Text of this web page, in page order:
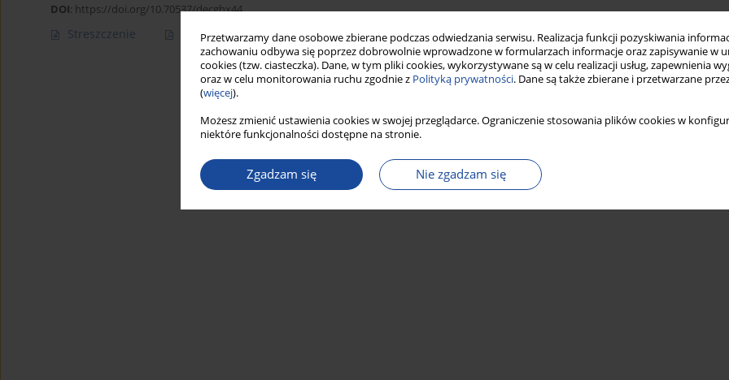
Przetwarzamy dane osobowe zbierane podczas odwiedzania serwisu. Realizacja funkcji pozyskiwania
zachowaniu odbywa się poprzez dobrowolnie wprowadzone w formularzach informacje oraz zapisywanie w
cookies (tzw. ciasteczka). Dane, w tym pliki cookies, wykorzystywane są w celu realizacji usług, zapewnienia
oraz w celu monitorowania ruchu zgodnie z Polityką prywatności. Dane są także zbierane i przetwarzane
(więcej).
Możesz zmienić ustawienia cookies w swojej przeglądarce. Ograniczenie stosowania plików cookies w
niektóre funkcjonalności dostępne na stronie.
Zgadzam się Nie zgadzam się
DOI: https://doi.org/10.70537/decghx44
Streszczenie Artykuł(PDF) Statystyki